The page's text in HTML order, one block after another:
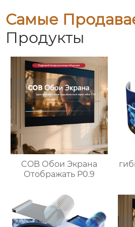
Самые
Продукты
COB Обои Экрана
Отображать P0.9